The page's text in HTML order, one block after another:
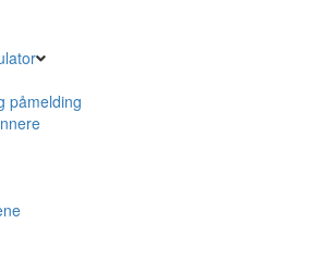
påmelding